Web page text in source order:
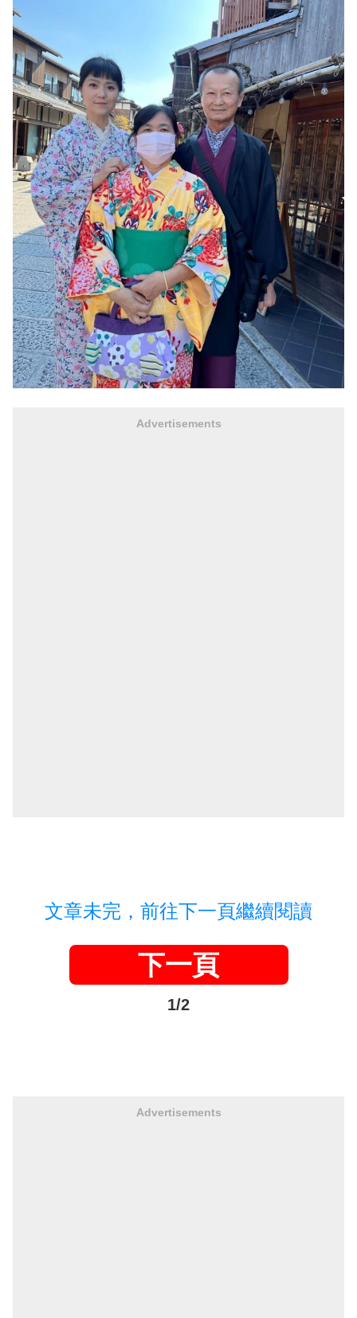
Advertisements
文章未完，前往下一頁繼續閱讀
下一頁
1/2
Advertisements